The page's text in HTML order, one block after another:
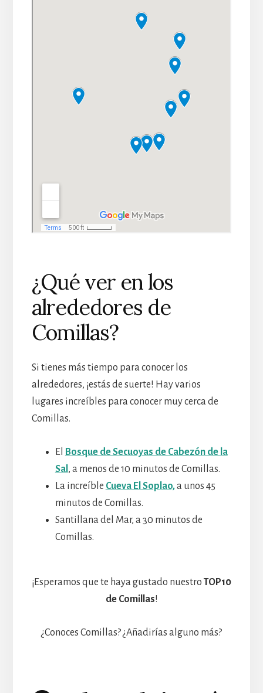
¿Qué ver en los
alrededores de
Comillas?
Si tienes más tiempo para conocer los
alrededores, ¡estás de suerte! Hay varios
lugares increíbles para conocer muy cerca de
Comillas.
El
Bosque de Secuoyas de Cabezón de la
Sal , a menos de 10 minutos de Comillas.
La increíble Cueva El Soplao,a unos 45
minutos de Comillas.
Santillana del Mar, a 30 minutos de
Comillas.
¡Esperamos que te haya gustado nuestro TOP10
de Comillas!
¿Conoces Comillas? ¿Añadirías alguno más?